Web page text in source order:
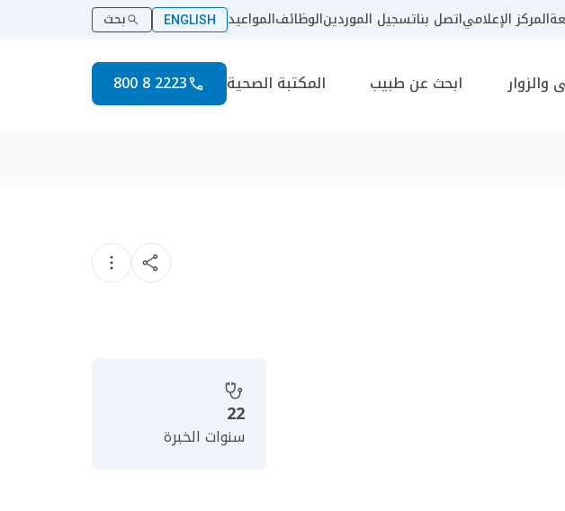
المركز الإعلامياتصل بناتسجيل الموردينالوظائفالمواعيد ENGLISH بحث
والزوار ابحث عن طبيب المكتبة الصحية 2223 8 800
22
سنوات الخبرة